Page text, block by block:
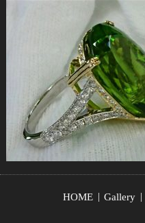
HOME Gallery